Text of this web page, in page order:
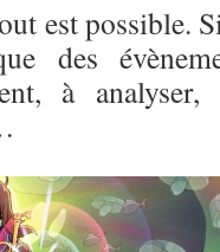
est possible.
des
à